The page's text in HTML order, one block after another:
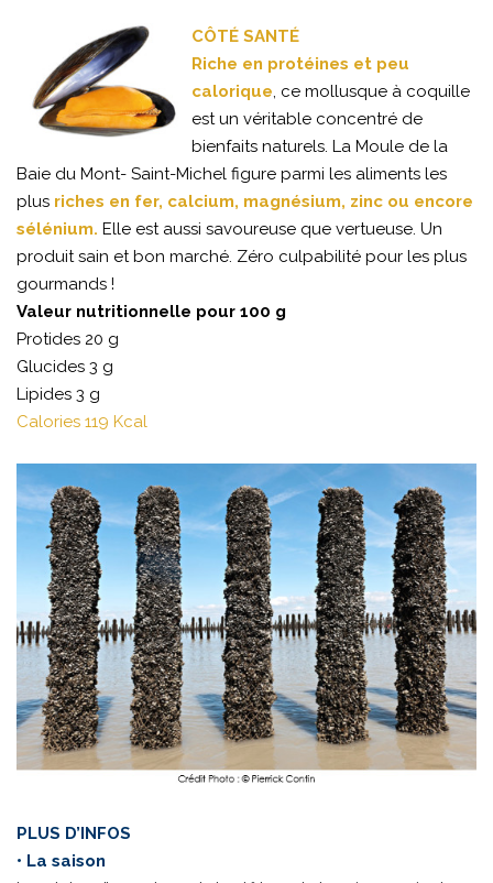
CÔTÉ SANTÉ
Riche en protéines et peu
calorique, ce mollusque à coquille
est un véritable concentré de
bienfaits naturels. La Moule de la
Baie du Mont- Saint-Michel figure parmi les aliments les
plus riches en fer, calcium, magnésium, zinc ou encore
sélénium. Elle est aussi savoureuse que vertueuse. Un
produit sain et bon marché. Zéro culpabilité pour les plus
gourmands !
Valeur nutritionnelle pour 100 g
Protides 20 g
Glucides 3 g
Lipides 3 g
Calories 119 Kcal
PLUS D’INFOS
• La saison